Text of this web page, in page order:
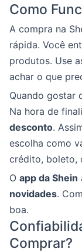
Como
A compra na
rápida. Você
produtos. Use
achar o que
Quando gostar
Na hora de
desconto.
escolha como
crédito, boleto,
O app da Shein
novidades.
boa.
Comprar?